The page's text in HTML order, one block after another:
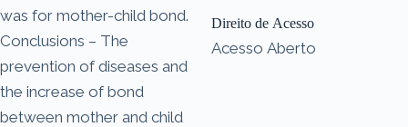
was for mother-child bond.
Conclusions – The
prevention of diseases and
the increase of bond
between mother and child
Direito de Acesso
Acesso Aberto